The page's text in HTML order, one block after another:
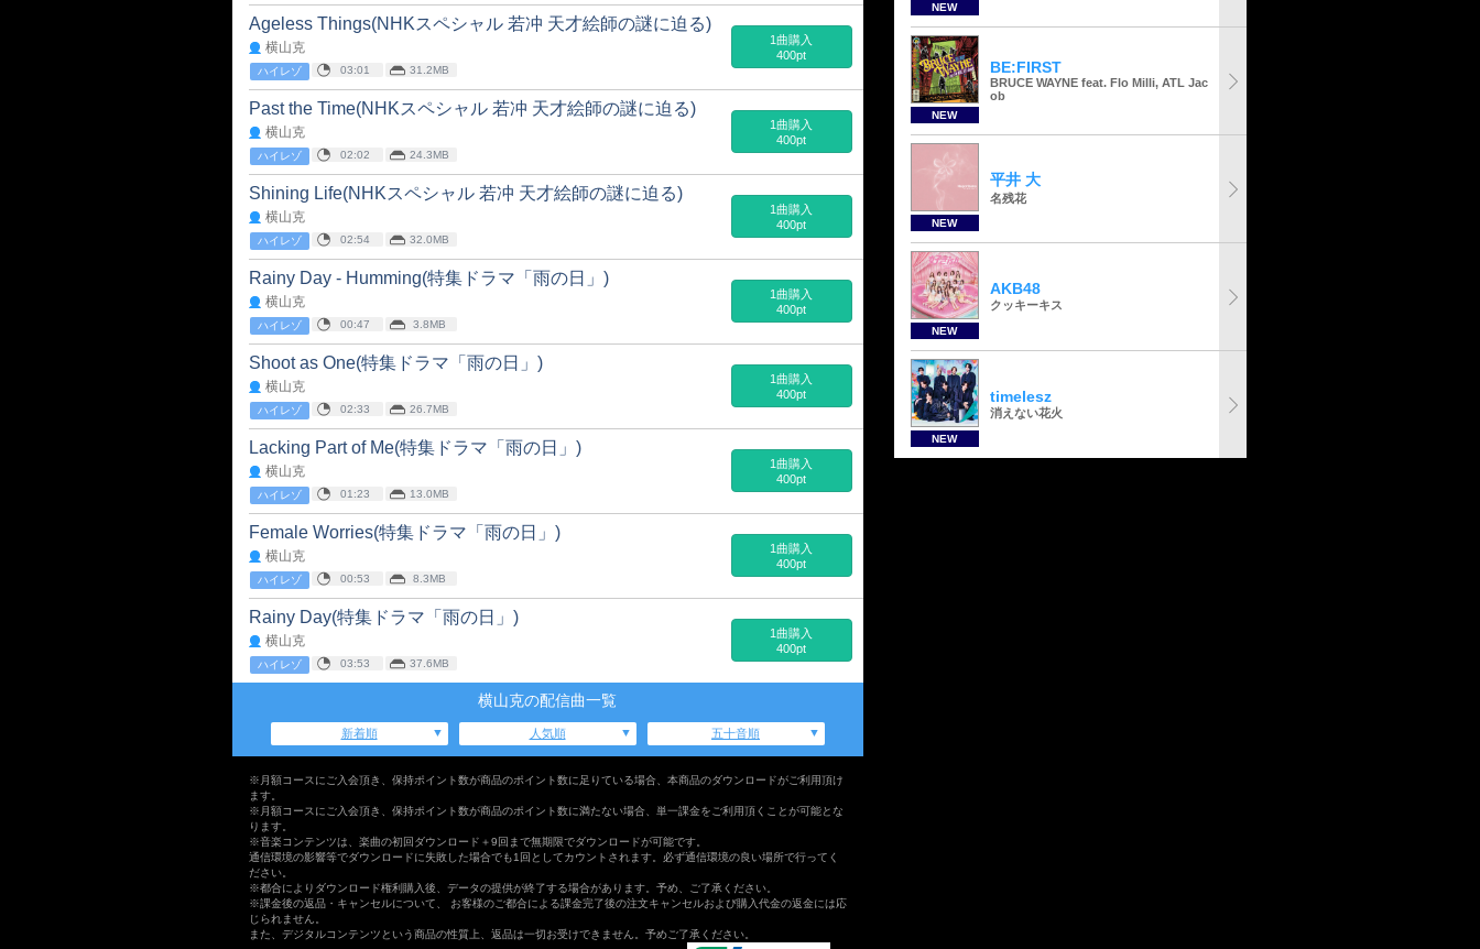
Ageless Things(NHKスペシャル 若冲 天才絵師の謎に迫る)
横山克
ハイレゾ 03:01 31.2MB
1曲購入
400pt
Past the Time(NHKスペシャル 若冲 天才絵師の謎に迫る)
横山克
ハイレゾ 02:02 24.3MB
1曲購入
400pt
Shining Life(NHKスペシャル 若冲 天才絵師の謎に迫る)
横山克
ハイレゾ 02:54 32.0MB
1曲購入
400pt
Rainy Day - Humming(特集ドラマ「雨の日」)
横山克
ハイレゾ 00:47 3.8MB
1曲購入
400pt
Shoot as One(特集ドラマ「雨の日」)
横山克
ハイレゾ 02:33 26.7MB
1曲購入
400pt
Lacking Part of Me(特集ドラマ「雨の日」)
横山克
ハイレゾ 01:23 13.0MB
1曲購入
400pt
Female Worries(特集ドラマ「雨の日」)
横山克
ハイレゾ 00:53 8.3MB
1曲購入
400pt
Rainy Day(特集ドラマ「雨の日」)
横山克
ハイレゾ 03:53 37.6MB
1曲購入
400pt
横山克の配信曲一覧
新着順 人気順 五十音順
※月額コースにご入会頂き、保持ポイント数が商品のポイント数に足りている場合、本商品のダウンロードがご利用頂け
ます。
※月額コースにご入会頂き、保持ポイント数が商品のポイント数に満たない場合、単一課金をご利用頂くことが可能とな
ります。
※音楽コンテンツは、楽曲の初回ダウンロード＋9回まで無期限でダウンロードが可能です。
通信環境の影響等でダウンロードに失敗した場合でも1回としてカウントされます。必ず通信環境の良い場所で行ってく
ださい。
※都合によりダウンロード権利購入後、データの提供が終了する場合があります。予め、ご了承ください。
※課金後の返品・キャンセルについて、 お客様のご都合による課金完了後の注文キャンセルおよび購入代金の返金には応
じられません。
また、デジタルコンテンツという商品の性質上、返品は一切お受けできません。予めご了承ください。
NEW
NEW
BE:FIRST
BRUCE WAYNE feat. Flo Milli, ATL Jac
ob
NEW
平井 大
名残花
NEW
AKB48
クッキーキス
NEW
timelesz
消えない花火